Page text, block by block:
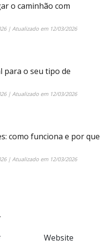
o caminhão com
| Atualizado em 12/03/2026
para o seu tipo de
| Atualizado em 12/03/2026
como funciona e por que
| Atualizado em 12/03/2026
Website